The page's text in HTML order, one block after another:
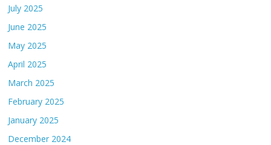
July 2025
June 2025
May 2025
April 2025
March 2025
February 2025
January 2025
December 2024